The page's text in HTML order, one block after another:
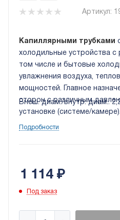
Артикул:
Капиллярными трубками
холодильные устройства
том числе и бытовые
увлажнения воздуха,
мощностей. Главное
сторон с различным
установке (системе/камере).
Внеш. диам./внутр. диам.:
Подробности
1 114₽
Под заказ